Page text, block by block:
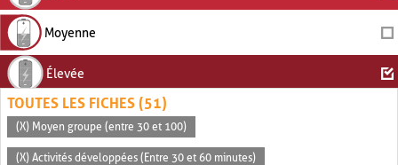
Moyenne
Élevée
TOUTES LES FICHES (51)
(X) Moyen groupe (entre 30 et 100)
(X) Activités développées (Entre 30 et 60 minutes)